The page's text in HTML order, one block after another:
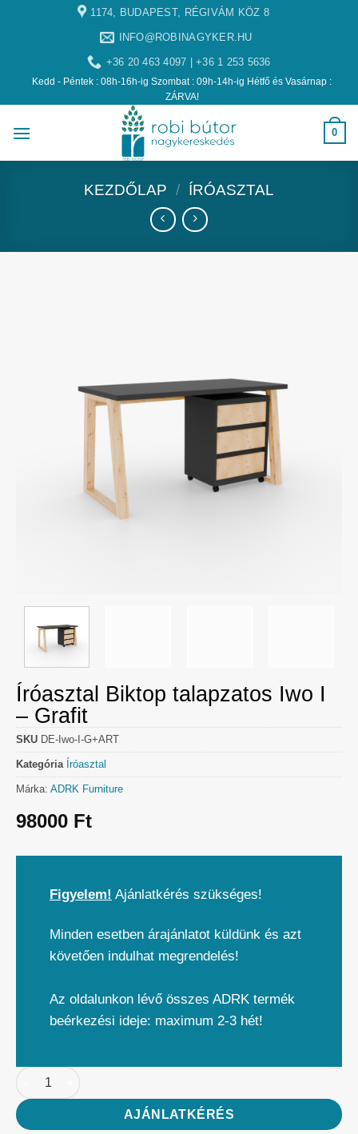
1174, BUDAPEST, RÉGIVÁM KÖZ 8
INFO@ROBINAGYKER.HU
+36 20 463 4097 | +36 1 253 5636
Kedd - Péntek : 08h-16h-ig Szombat : 09h-14h-ig Hétfő és Vasárnap :
ZÁRVA!
0
KEZDŐLAP / ÍRÓASZTAL
Íróasztal Biktop talapzatos Iwo I
– Grafit
SKU DE-Iwo-I-G+ART
Kategória Íróasztal
Márka: ADRK Furniture
98000 Ft
Figyelem! Ajánlatkérés szükséges!
Minden esetben árajánlatot küldünk és azt
követően indulhat megrendelés!
Az oldalunkon lévő összes ADRK termék
beérkezési ideje: maximum 2-3 hét!
AJÁNLATKÉRÉS